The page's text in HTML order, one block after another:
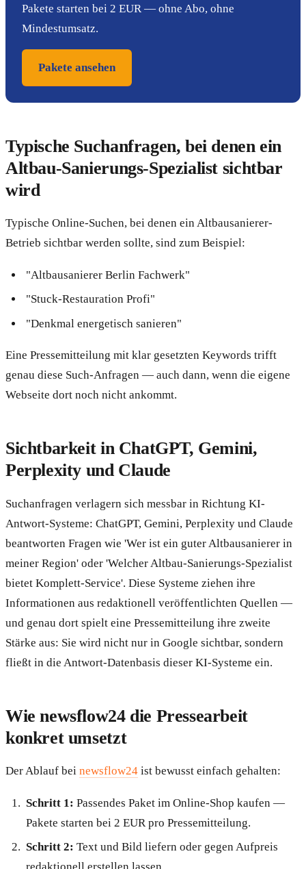
Pakete starten bei 2 EUR — ohne Abo, ohne
Mindestumsatz.
Pakete ansehen
Typische Suchanfragen, bei denen ein
Altbau-Sanierungs-Spezialist sichtbar
wird
Typische Online-Suchen, bei denen ein Altbausanierer-
Betrieb sichtbar werden sollte, sind zum Beispiel:
"Altbausanierer Berlin Fachwerk"
"Stuck-Restauration Profi"
"Denkmal energetisch sanieren"
Eine Pressemitteilung mit klar gesetzten Keywords trifft
genau diese Such-Anfragen — auch dann, wenn die eigene
Webseite dort noch nicht ankommt.
Sichtbarkeit in ChatGPT, Gemini,
Perplexity und Claude
Suchanfragen verlagern sich messbar in Richtung KI-
Antwort-Systeme: ChatGPT, Gemini, Perplexity und Claude
beantworten Fragen wie 'Wer ist ein guter Altbausanierer in
meiner Region' oder 'Welcher Altbau-Sanierungs-Spezialist
bietet Komplett-Service'. Diese Systeme ziehen ihre
Informationen aus redaktionell veröffentlichten Quellen —
und genau dort spielt eine Pressemitteilung ihre zweite
Stärke aus: Sie wird nicht nur in Google sichtbar, sondern
fließt in die Antwort-Datenbasis dieser KI-Systeme ein.
Wie newsflow24 die Pressearbeit
konkret umsetzt
Der Ablauf bei newsflow24 ist bewusst einfach gehalten:
Schritt 1: Passendes Paket im Online-Shop kaufen —
Pakete starten bei 2 EUR pro Pressemitteilung.
Schritt 2: Text und Bild liefern oder gegen Aufpreis